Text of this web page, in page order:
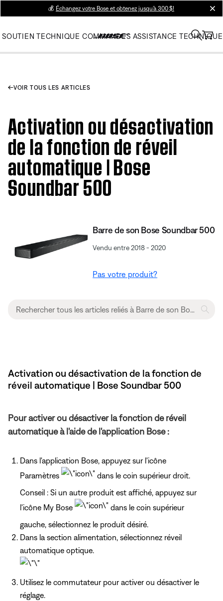
💰 Échangez votre Bose et obtenez jusqu’à 300 $!
SOUTIEN TECHNIQUE COMMANDES ASSISTANCE TECHNIQUE
VOIR TOUS LES ARTICLES
Activation ou désactivation
de la fonction de réveil
automatique | Bose
Soundbar 500
Barre de son Bose Soundbar 500
Vendu entre 2018 - 2020
Pas votre produit?
Activation ou désactivation de la fonction de
réveil automatique | Bose Soundbar 500
Pour activer ou désactiver la fonction de réveil
automatique à l'aide de l'application Bose :
Dans l'application Bose, appuyez sur l'icône
Paramètres
dans le coin supérieur droit.
Conseil : Si un autre produit est affiché, appuyez sur
l'icône My Bose
dans le coin supérieur
gauche, sélectionnez le produit désiré.
Dans la section alimentation, sélectionnez réveil
automatique optique.
Utilisez le commutateur pour activer ou désactiver le
réglage.